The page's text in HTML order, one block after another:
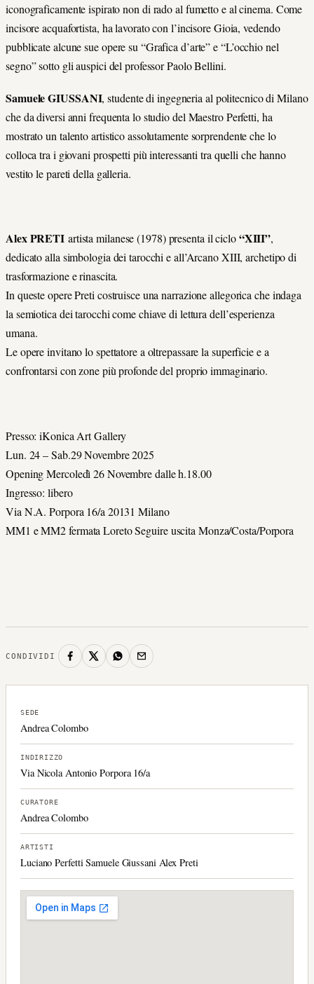
iconograficamente ispirato non di rado al fumetto e al cinema. Come
incisore acquafortista, ha lavorato con l’incisore Gioia, vedendo
pubblicate alcune sue opere su “Grafica d’arte” e “L’occhio nel
segno” sotto gli auspici del professor Paolo Bellini.
Samuele GIUSSANI, studente di ingegneria al politecnico di Milano
che da diversi anni frequenta lo studio del Maestro Perfetti, ha
mostrato un talento artistico assolutamente sorprendente che lo
colloca tra i giovani prospetti più interessanti tra quelli che hanno
vestito le pareti della galleria.
Alex PRETI artista milanese (1978) presenta il ciclo“XIII”,
dedicato alla simbologia dei tarocchi e all’Arcano XIII, archetipo di
trasformazione e rinascita.
In queste opere Preti costruisce una narrazione allegorica che indaga
la semiotica dei tarocchi come chiave di lettura dell’esperienza
umana.
Le opere invitano lo spettatore a oltrepassare la superficie e a
confrontarsi con zone più profonde del proprio immaginario.
Presso: iKonica Art Gallery
Lun. 24 – Sab.29 Novembre 2025
Opening Mercoledì 26 Novembre dalle h.18.00
Ingresso: libero
Via N.A. Porpora 16/a 20131 Milano
MM1 e MM2 fermata Loreto Seguire uscita Monza/Costa/Porpora
CONDIVIDI
SEDE
Andrea Colombo
INDIRIZZO
Via Nicola Antonio Porpora 16/a
CURATORE
Andrea Colombo
ARTISTI
Luciano Perfetti Samuele Giussani Alex Preti